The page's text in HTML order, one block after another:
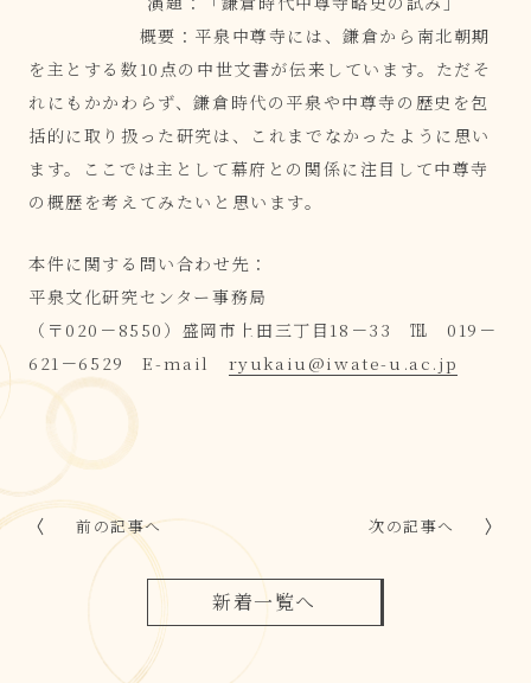
概要：平泉中尊寺には、鎌倉から南北朝期
を主とする数10点の中世文書が伝来しています。ただそ
れにもかかわらず、鎌倉時代の平泉や中尊寺の歴史を包
括的に取り扱った研究は、これまでなかったように思い
ます。ここでは主として幕府との関係に注目して中尊寺
の概歴を考えてみたいと思います。
本件に関する問い合わせ先：
平泉文化研究センター事務局
（〒020－8550）盛岡市上田三丁目18－33 ℡ 019－
621－6529 E-mail ryukaiu@iwate-u.ac.jp
前の記事へ
新着一覧へ
次の記事へ